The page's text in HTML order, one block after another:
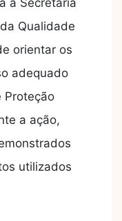
à Secretaria
Qualidade
orientar os
adequado
Proteção
a ação,
utilizados